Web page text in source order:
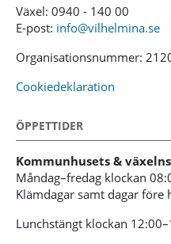
Växel: 0940 - 140 00
E-post: info@vilhelmina.se
Organisationsnummer:
Cookiedeklaration
ÖPPETTIDER
Kommunhusets &
Måndag–fredag klockan
Klämdagar samt dagar före
Lunchstängt klockan